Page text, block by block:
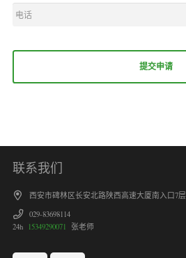
联系我们
西安市碑林区长安北路陕西高速大厦南入口7层
029-83698114
24h
15349290071 张老师